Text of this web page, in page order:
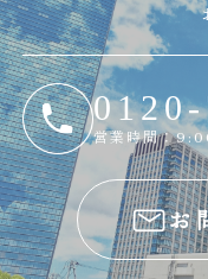
営業時間：
お